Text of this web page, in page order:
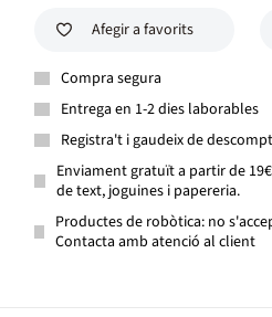
Afegir a favorits
Compra segura
Entrega en 1-2 dies laborables
Registra't i gaudeix de
Enviament gratuït a partir de
de text, joguines i papereria.
Productes de robòtica: no
Contacta amb atenció al client